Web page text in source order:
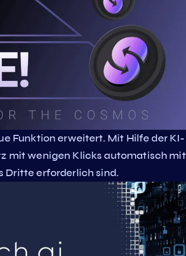
Funktion erweitert. Mit Hilfe der KI-
mit wenigen Klicks automatisch mit
Dritte erforderlich sind.